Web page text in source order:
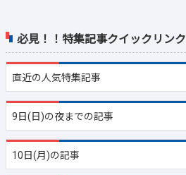
必見！！特集記事クイックリンク
直近の人気特集記事
9日(日)の夜までの記事
10日(月)の記事